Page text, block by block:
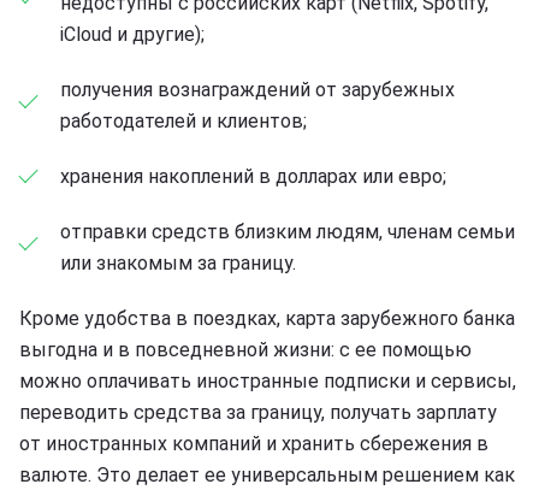
iCloud и другие);
получения вознаграждений от зарубежных
работодателей и клиентов;
хранения накоплений в долларах или евро;
отправки средств близким людям, членам семьи
или знакомым за границу.
Кроме удобства в поездках, карта зарубежного банка
выгодна и в повседневной жизни: с ее помощью
можно оплачивать иностранные подписки и сервисы,
переводить средства за границу, получать зарплату
от иностранных компаний и хранить сбережения в
валюте. Это делает ее универсальным решением как